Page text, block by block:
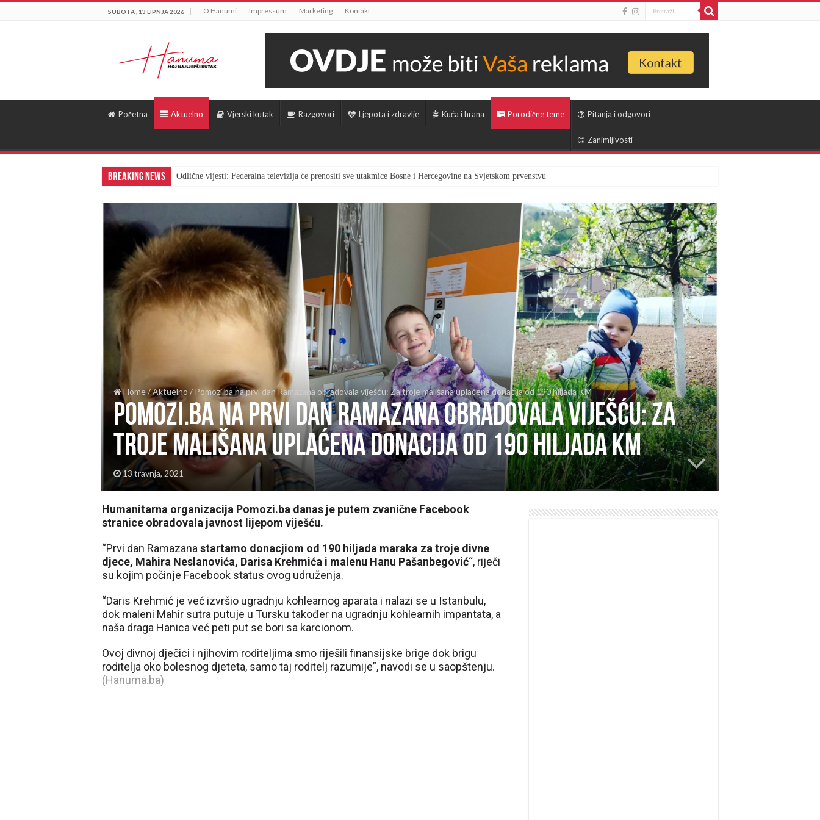
SUBOTA , 13 LIPNJA 2026 O Hanumi Impressum Marketing Kontakt
Početna Aktuelno Vjerski kutak Razgovori Ljepota i zdravlje Kuća i hrana Porodične teme Pitanja i odgovori
Zanimljivosti
Breaking News Odlične vijesti: Federalna televizija će prenositi sve utakmice Bosne i Hercegovine na Svjetskom prvenstvu
Home/Aktuelno / Pomozi.ba na prvi dan Ramazana obradovala viješću: Za troje mališana uplaćena donacija od 190 hiljada KM
Pomozi.ba na prvi dan Ramazana obradovala viješću: Za
troje mališana uplaćena donacija od 190 hiljada KM
13 travnja, 2021
Humanitarna organizacija Pomozi.ba danas je putem zvanične Facebook
stranice obradovala javnost lijepom viješću.
“Prvi dan Ramazana startamo donacjiom od 190 hiljada maraka za troje divne
djece, Mahira Neslanovića, Darisa Krehmića i malenu Hanu Pašanbegović“, riječi
su kojim počinje Facebook status ovog udruženja.
“Daris Krehmić je već izvršio ugradnju kohlearnog aparata i nalazi se u Istanbulu,
dok maleni Mahir sutra putuje u Tursku također na ugradnju kohlearnih impantata, a
naša draga Hanica već peti put se bori sa karcionom.
Ovoj divnoj dječici i njihovim roditeljima smo riješili finansijske brige dok brigu
roditelja oko bolesnog djeteta, samo taj roditelj razumije”, navodi se u saopštenju.
(Hanuma.ba)